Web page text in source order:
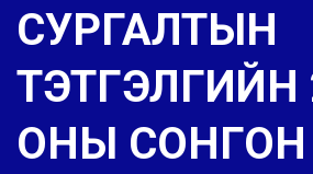
СУРГАЛТЫН
ТЭТГЭЛГИЙН
ОНЫ СОНГОН